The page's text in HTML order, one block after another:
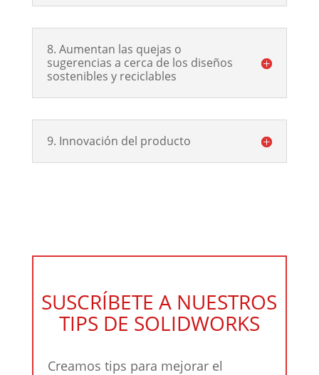
8. Aumentan las quejas o
sugerencias a cerca de los diseños
sostenibles y reciclables
9. Innovación del producto
SUSCRÍBETE A NUESTROS
TIPS DE SOLIDWORKS
Creamos tips para mejorar el